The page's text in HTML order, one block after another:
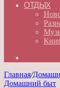
ОТДЫХ
Главная/
Домашний быт